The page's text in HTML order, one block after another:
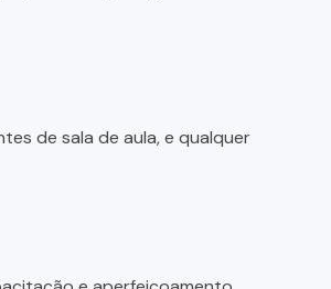
de sala de aula, e qualquer